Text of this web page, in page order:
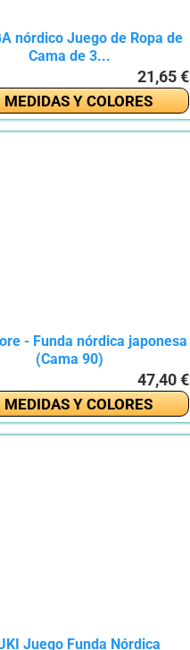
nórdico Juego de Ropa de
Cama de 3...
21,65 €
MEDIDAS Y COLORES
- Funda nórdica japonesa
(Cama 90)
47,40 €
MEDIDAS Y COLORES
Juego Funda Nórdica